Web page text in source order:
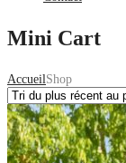
Mini Cart
AccueilShop